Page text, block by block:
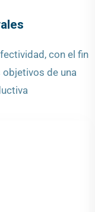
con el fin
de una